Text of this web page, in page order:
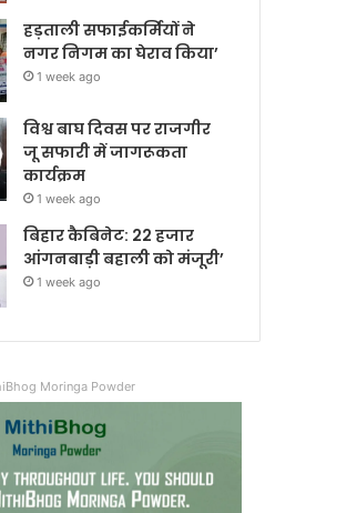
हड़ताली सफाईकर्मियों ने
नगर निगम का घेराव किया’
1 week ago
विश्व बाघ दिवस पर राजगीर
जू सफारी में जागरूकता
कार्यक्रम
1 week ago
बिहार कैबिनेट: 22 हजार
आंगनबाड़ी बहाली को मंजूरी’
1 week ago
Moringa Powder